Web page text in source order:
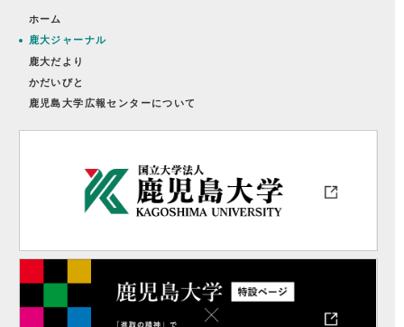
ホーム
鹿大ジャーナル
鹿大だより
かだいびと
鹿児島大学広報センターについて